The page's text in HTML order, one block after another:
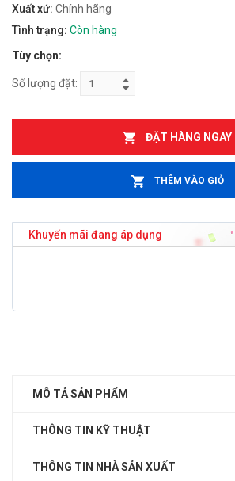
Xuất xứ: Chính hãng
Tình trạng: Còn hàng
Tùy chọn:
Số lượng đặt:
ĐẶT HÀNG NGAY
THÊM VÀO GIỎ
Khuyến mãi đang áp dụng
MÔ TẢ SẢN PHẨM
THÔNG TIN KỸ THUẬT
THÔNG TIN NHÀ SẢN XUẤT